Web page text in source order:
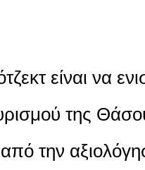
είναι να
της
την